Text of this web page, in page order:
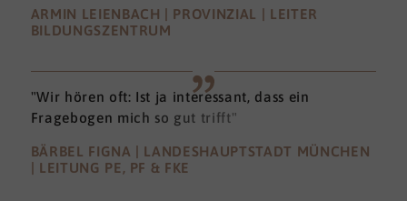
ARMIN LEIENBACH | PROVINZIAL | LEITER
BILDUNGSZENTRUM
"Wir hören oft: Ist ja interessant, dass ein
Fragebogen mich so gut trifft"
BÄRBEL FIGNA | LANDESHAUPTSTADT MÜNCHEN
| LEITUNG PE, PF & FKE